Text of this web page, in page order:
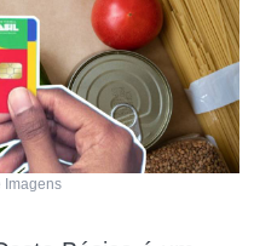
Imagens